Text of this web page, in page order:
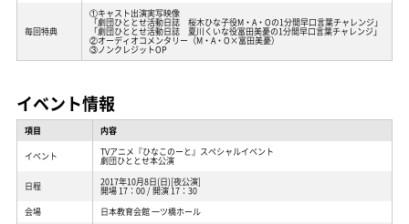
毎回特典
①キャスト出演実写映像
「劇団ひととせ活動日誌 桜木ひな子役M・A・Oの1分間早口言葉チャレンジ」
「劇団ひととせ活動日誌 夏川くいな役富田美憂の1分間早口言葉チャレンジ」
②オーディオコメンタリー（M・A・O×富田美憂）
③ノンクレジットOP
イベント情報
項目 内容
イベント TVアニメ『ひなこのーと』スペシャルイベント
劇団ひととせ本公演
日程 2017年10月8日(日)[夜公演]
開場 17：00 / 開演 17：30
会場
日本教育会館 一ツ橋ホール